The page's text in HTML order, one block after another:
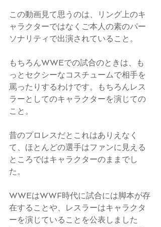
この動画見て思うのは、リング上のキ
ャラクターではなくご本人の素のパー
ソナリティで出演されていること。
もちろんWWEでの試合のときは、も
っとセクシーなコスチュームで相手を
罵ったりするわけです。もちろんレス
ラーとしてのキャラクターを演じての
こと。
昔のプロレスだとこれはありえなく
て、ほとんどの選手はファンに見える
ところではキャラクターのままでし
た。
WWEはWWF時代に試合には脚本が存
在することや、レスラーはキャラクタ
ーを演じていることを公表しました